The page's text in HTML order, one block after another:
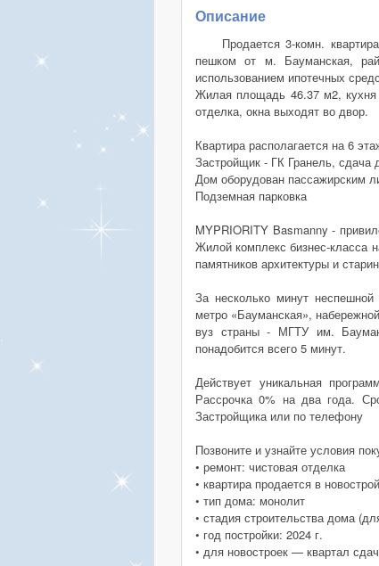
Описание
Продается 3-комн.
пешком от м. Бауманская,
использованием ипотечных
Жилая площадь 46.37 м2,
отделка, окна выходят во двор.
Квартира располагается на 6
Застройщик - ГК Гранель, сдача
Дом оборудован пассажирским
Подземная парковка
MYPRIORITY Basmanny -
Жилой комплекс бизнес-класса
памятников архитектуры и
За несколько минут
метро «Бауманская»,
вуз страны - МГТУ им.
понадобится всего 5 минут.
Действует уникальная
Рассрочка 0% на два года.
Застройщика или по телефону
Позвоните и узнайте условия
• ремонт: чистовая отделка
• квартира продается в
• тип дома: монолит
• стадия строительства дома
• год постройки: 2024 г.
• для новостроек — квартал